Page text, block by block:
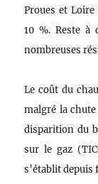
Proues et
10 %. Reste à
nombreuses
Le coût du
malgré la
disparition du
sur le gaz
s’établit depuis